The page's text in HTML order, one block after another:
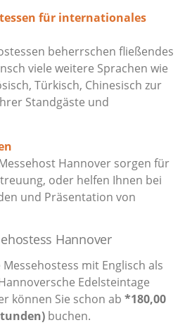
für internationales
beherrschen fließendes
viele weitere Sprachen wie
Türkisch, Chinesisch zur
Standgäste und
Hannover sorgen für
oder helfen Ihnen bei
und Präsentation von
Hannover
mit Englisch als
Edelsteintage
können Sie schon ab *180,00
buchen.